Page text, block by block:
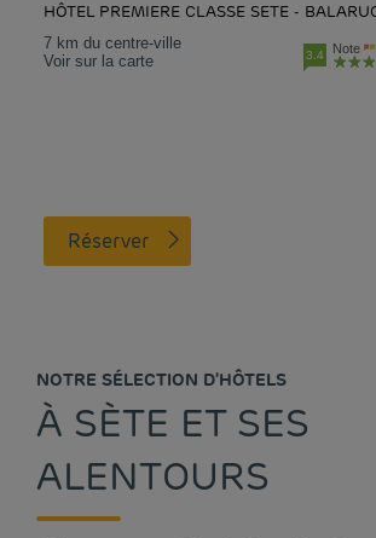
HÔTEL PREMIERE CLASSE SETE -
7 km du centre-ville
Voir sur la carte
3.4 Note
Réserver
NOTRE SÉLECTION D'HÔTELS
À SÈTE ET SES
ALENTOURS